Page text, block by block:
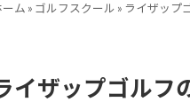
ーム » ゴルフスクール » ライザップ
イザップゴルフ